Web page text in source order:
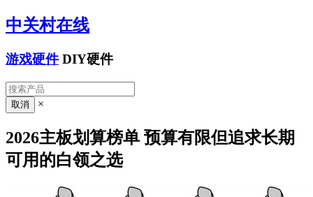
中关村在线
游戏硬件 DIY硬件
×
2026主板划算榜单 预算有限但追求长期
可用的白领之选